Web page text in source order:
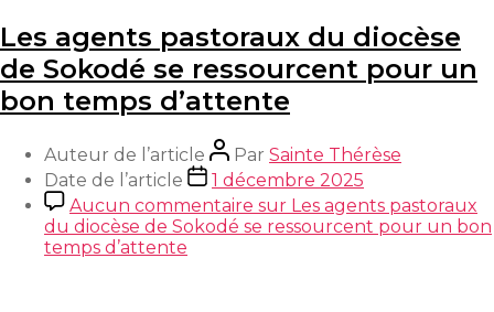
Les agents pastoraux du diocèse
de Sokodé se ressourcent pour un
bon temps d’attente
Auteur de l’article Par Sainte Thérèse
Date de l’article
1 décembre 2025
Aucun commentaire sur Les agents pastoraux
du diocèse de Sokodé se ressourcent pour un bon
temps d’attente